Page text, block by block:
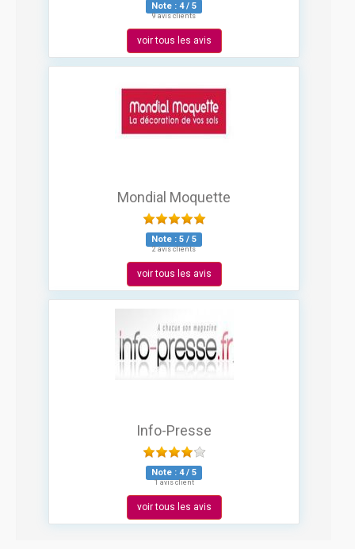
Note : 4/ 5
9 avis clients
voir tous les avis
Mondial Moquette
Note : 5 / 5
2 avis clients
voir tous les avis
Info-Presse
Note : 4/ 5
1 avis client
voir tous les avis